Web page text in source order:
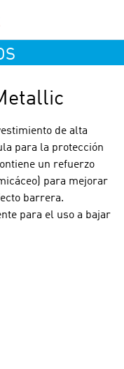
de alta
para la protección
un refuerzo
para mejorar
barrera.
para el uso a bajar